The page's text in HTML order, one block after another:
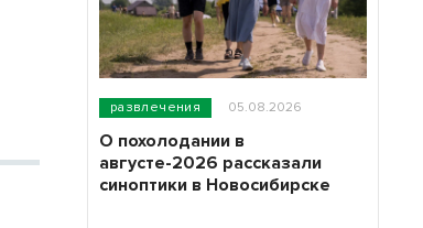
развлечения 05.08.2026
О похолодании в
августе-2026 рассказали
синоптики в Новосибирске